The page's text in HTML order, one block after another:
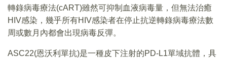
轉錄病毒療法(cART)雖然可抑制血液病毒量，但無法治癒
HIV感染，幾乎所有HIV感染者在停止抗逆轉錄病毒療法數
周或數月內都會出現病毒反彈。
ASC22(恩沃利單抗)是一種皮下注射的PD-L1單域抗體，具